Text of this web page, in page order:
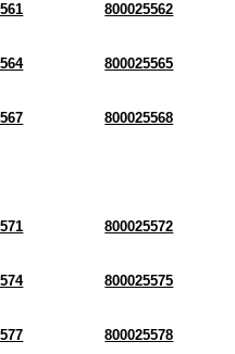
800025562
800025565
800025568
800025572
800025575
800025578